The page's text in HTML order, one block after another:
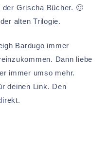
der Grischa Bücher. 🙂
alten Trilogie.
Bardugo immer
Dann liebe
immer umso mehr.
deinen Link. Den